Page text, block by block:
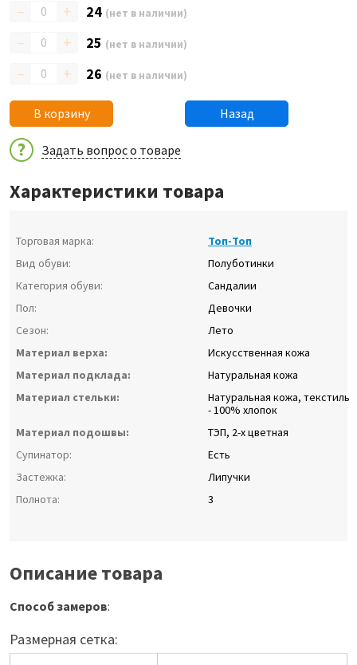
– + 24 (нет в наличии)
– + 25 (нет в наличии)
– + 26 (нет в наличии)
В корзину Назад
Задать вопрос о товаре
Характеристики товара
Торговая марка:
Топ-Топ
Вид обуви:
Полуботинки
Категория обуви:
Сандалии
Пол:
Девочки
Сезон:
Лето
Материал верха:
Искусственная кожа
Материал подклада:
Натуральная кожа
Материал стельки:
Натуральная кожа, текстиль
- 100% хлопок
Материал подошвы:
ТЭП, 2-х цветная
Супинатор:
Есть
Застежка:
Липучки
Полнота:
3
Описание товара
Способ замеров:
Размерная сетка: